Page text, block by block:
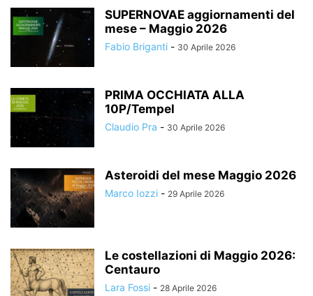
SUPERNOVAE aggiornamenti del
mese – Maggio 2026
Fabio Briganti - 30 Aprile 2026
PRIMA OCCHIATA ALLA
10P/Tempel
Claudio Pra - 30 Aprile 2026
Asteroidi del mese Maggio 2026
Marco Iozzi - 29 Aprile 2026
Le costellazioni di Maggio 2026:
Centauro
Lara Fossi - 28 Aprile 2026